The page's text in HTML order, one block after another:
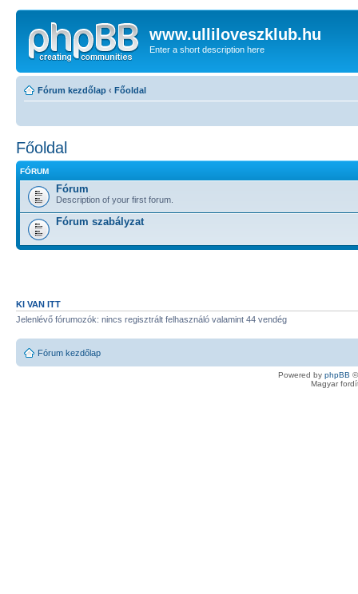
www.ulliloveszklub.hu
Enter a short description here
Fórum kezdőlap ‹ Főoldal
Főoldal
FÓRUM
Fórum
Description of your first forum.
Fórum szabályzat
KI VAN ITT
Jelenlévő fórumozók: nincs regisztrált felhasználó valamint 44 vendég
Fórum kezdőlap
Powered by phpBB
Magyar